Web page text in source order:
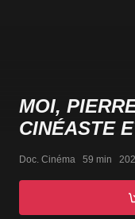
MOI,
CINÉASTE
Doc. Cinéma   59 min